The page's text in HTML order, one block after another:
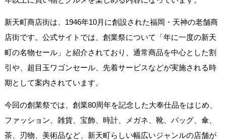
新天町商店街は、1946年10月に創設された福岡・天神の老舗商
店街です。公式サイトでは、創業祭について「年に一度の新天
町の名物セール」と紹介されており、通常商品を中心とした割
引や、超目玉ワゴンセール、先着サービスなどが実施される時
期として案内されています。
今回の創業祭では、創業80周年を記念した大奉仕品をはじめ、
ファッション、雑貨、宝飾、時計、メガネ、靴、バッグ、傘、
茶、刃物、美術品など、新天町らしい幅広いジャンルの店舗が